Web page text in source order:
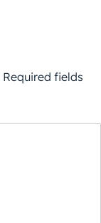
Required fields